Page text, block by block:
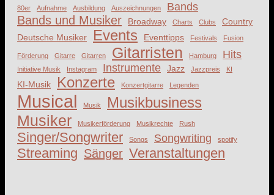
80er Aufnahme Ausbildung Auszeichnungen Bands
Bands und Musiker Broadway Charts Clubs
Country
Deutsche Musiker
Events Eventtipps Festivals Fusion
Förderung Gitarre Gitarren Gitarristen Hamburg Hits
Initiative Musik Instagram Instrumente Jazz Jazzpreis KI
KI-Musik Konzerte Konzertgitarre Legenden
Musical Musik Musikbusiness
Musiker Musikerförderung Musikrechte Rush
Singer/Songwriter Songs Songwriting spotify
Streaming Sänger Veranstaltungen